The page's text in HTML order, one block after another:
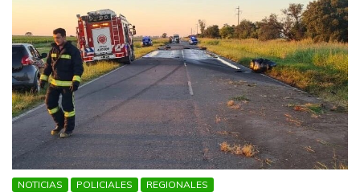
NOTICIAS POLICIALES REGIONALES